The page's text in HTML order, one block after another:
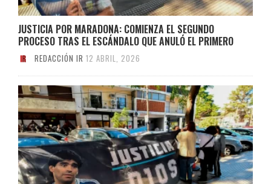
JUSTICIA POR MARADONA: COMIENZA EL SEGUNDO
PROCESO TRAS EL ESCÁNDALO QUE ANULÓ EL PRIMERO
REDACCIÓN IR 12 ABRIL, 2026